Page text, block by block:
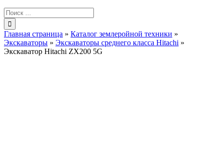
Результат
поиска:
Главная страница » Каталог землеройной техники »
Экскаваторы » Экскаваторы среднего класса Hitachi »
Экскаватор Hitachi ZX200 5G